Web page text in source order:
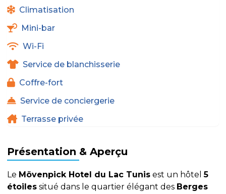
Climatisation
Mini-bar
Wi-Fi
Service de blanchisserie
Coffre-fort
Service de conciergerie
Terrasse privée
Présentation & Aperçu
Le Mövenpick Hotel du Lac Tunis est un hôtel5
étoiles situé dans le quartier élégant des Berges